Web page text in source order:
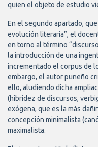
quien el objeto de estudio
En el segundo apartado,
evolución literaria”, el
en torno al término
la introducción de una
incrementado el corpus de
embargo, el autor puneño
ello, aludiendo dicha
(hibridez de discursos,
exógena, que es la más
concepción minimalista
maximalista.